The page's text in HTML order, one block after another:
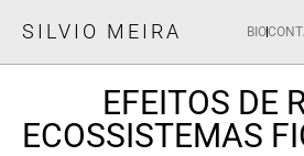
SILVIO MEIRA BIO
EFEITOS DE
ECOSSISTEMAS